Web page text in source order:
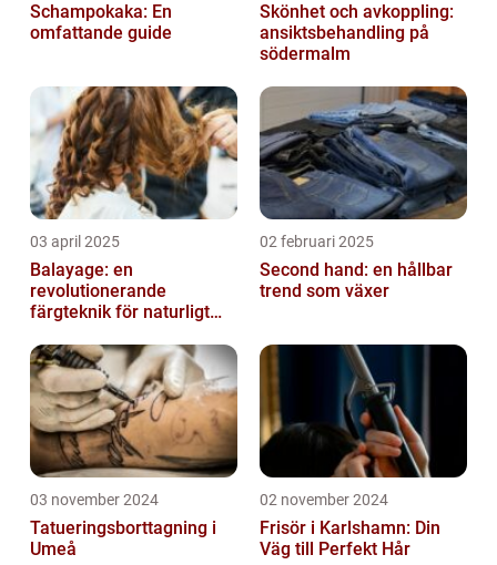
Schampokaka: En
omfattande guide
Skönhet och avkoppling:
ansiktsbehandling på
södermalm
03 april 2025
Balayage: en
revolutionerande
färgteknik för naturligt
02 februari 2025
Second hand: en hållbar
trend som växer
03 november 2024
Tatueringsborttagning i
Umeå
02 november 2024
Frisör i Karlshamn: Din
Väg till Perfekt Hår